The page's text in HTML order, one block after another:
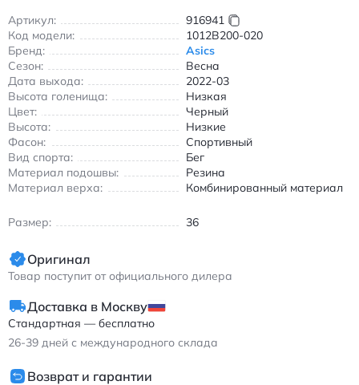
протектором AHAR+ гарантирует отличное сцепление с
различными поверхностями, будь то асфальт или беговая
дорожка. Черно-серая расцветка выглядит стильно и
подходит для повседневной носки. Модель идеальна для
весеннего и летнего сезона благодаря дышащим
материалам. - Амортизация GEL для комфорта на каждом
шагу - Воздухопроницаемый верх из комбинированного
материала - Износостойкая резиновая подошва для долгого
срока службы Асикс GEL-Nimbus 24 женские кроссовки для
бега с амортизацией черно-серые
Артикул:
916941
Код модели:
1012B200-020
Бренд:
Asics
Сезон:
Весна
Дата выхода:
2022-03
Высота голенища:
Низкая
Цвет:
Черный
Высота:
Низкие
Фасон:
Спортивный
Вид спорта:
Бег
Материал подошвы:
Резина
Материал верха:
Комбинированный материал
Размер: 36
Оригинал
Товар поступит от официального дилера
Доставка в Москву
Стандартная — бесплатно
26-39 дней с международного склада
Возврат и гарантии